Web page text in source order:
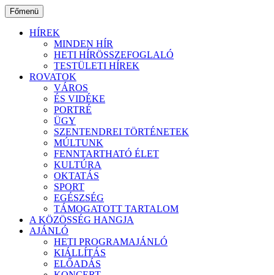
Ugrás
a
tartalomhoz
Főmenü
HÍREK
MINDEN HÍR
HETI HÍRÖSSZEFOGLALÓ
TESTÜLETI HÍREK
ROVATOK
VÁROS
ÉS VIDÉKE
PORTRÉ
ÜGY
SZENTENDREI TÖRTÉNETEK
MÚLTUNK
FENNTARTHATÓ ÉLET
KULTÚRA
OKTATÁS
SPORT
EGÉSZSÉG
TÁMOGATOTT TARTALOM
A KÖZÖSSÉG HANGJA
AJÁNLÓ
HETI PROGRAMAJÁNLÓ
KIÁLLÍTÁS
ELŐADÁS